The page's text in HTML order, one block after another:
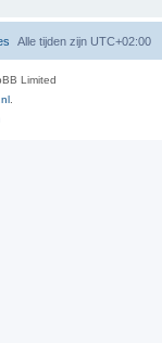
Alle tijden zijn UTC+02:00
Limited